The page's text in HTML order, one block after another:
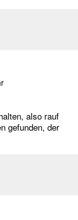
also rauf
gefunden, der